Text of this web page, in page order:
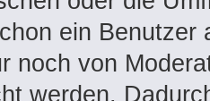
ein Benutzer
noch von
werden.